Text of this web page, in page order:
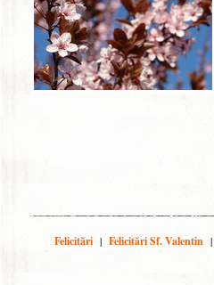
Felicitări | Felicitări Sf. Valentin |